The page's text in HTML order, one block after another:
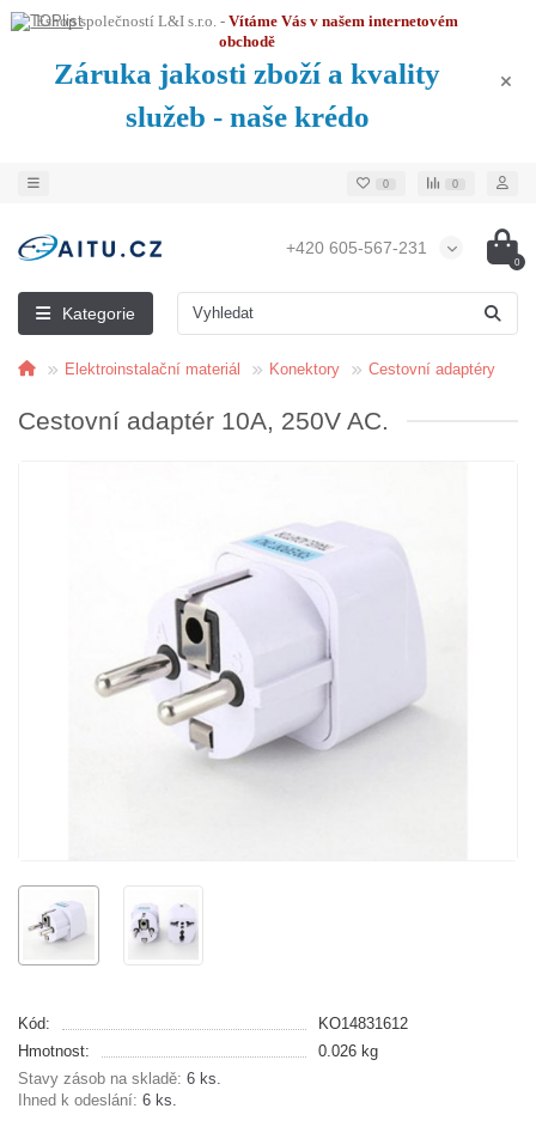
Eshop společností L&I s.r.o. - Vítáme Vás v našem internetovém
obchodě
Záruka jakosti zboží a kvality
služeb - naše krédo
0 0
+420 605-567-231
0
Kategorie
Elektroinstalační materiál Konektory Cestovní adaptéry
Cestovní adaptér 10A, 250V AC.
Kód:
KO14831612
Hmotnost:
0.026 kg
Stavy zásob na skladě: 6 ks.
Ihned k odeslání: 6 ks.